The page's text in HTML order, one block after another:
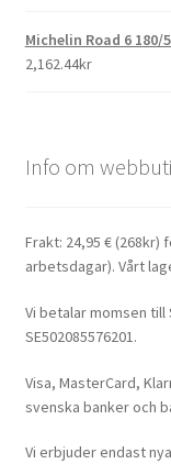
Michelin Road 6 180/
2,162.44kr
Info om
Frakt: 24,95 € (268kr)
arbetsdagar). Vårt
Vi betalar momsen
SE502085576201.
Visa, MasterCard,
svenska banker och
Vi erbjuder endast